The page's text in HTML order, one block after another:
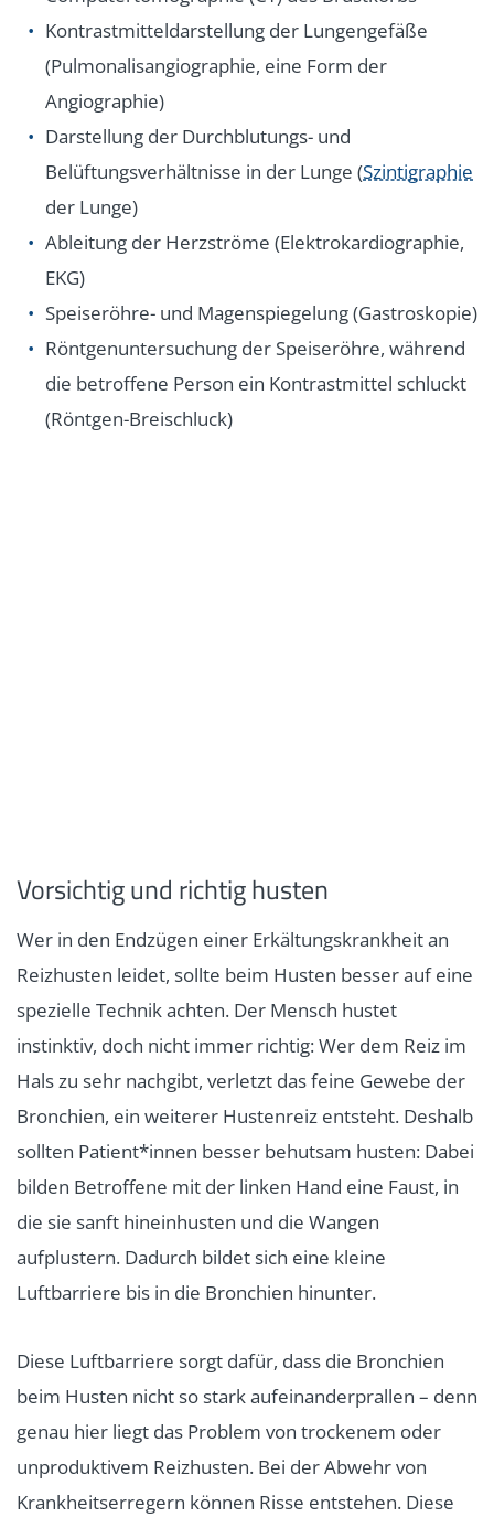
Kontrastmitteldarstellung der Lungengefäße
(Pulmonalisangiographie, eine Form der
Angiographie)
Darstellung der Durchblutungs- und
Belüftungsverhältnisse in der Lunge (Szintigraphie
der Lunge)
Ableitung der Herzströme (Elektrokardiographie,
EKG)
Speiseröhre- und Magenspiegelung (Gastroskopie)
Röntgenuntersuchung der Speiseröhre, während
die betroffene Person ein Kontrastmittel schluckt
(Röntgen-Breischluck)
Vorsichtig und richtig husten
Wer in den Endzügen einer Erkältungskrankheit an
Reizhusten leidet, sollte beim Husten besser auf eine
spezielle Technik achten. Der Mensch hustet
instinktiv, doch nicht immer richtig: Wer dem Reiz im
Hals zu sehr nachgibt, verletzt das feine Gewebe der
Bronchien, ein weiterer Hustenreiz entsteht. Deshalb
sollten Patient*innen besser behutsam husten: Dabei
bilden Betroffene mit der linken Hand eine Faust, in
die sie sanft hineinhusten und die Wangen
aufplustern. Dadurch bildet sich eine kleine
Luftbarriere bis in die Bronchien hinunter.
Diese Luftbarriere sorgt dafür, dass die Bronchien
beim Husten nicht so stark aufeinanderprallen – denn
genau hier liegt das Problem von trockenem oder
unproduktivem Reizhusten. Bei der Abwehr von
Krankheitserregern können Risse entstehen. Diese